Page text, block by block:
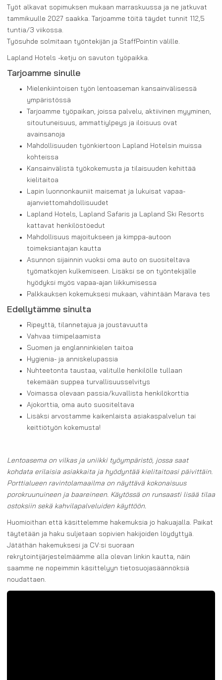
Työt alkavat sopimuksen mukaan marraskuussa ja ne jatkuvat
tammikuulle 2027 saakka. Tarjoamme töitä täydet tunnit 112,5
tuntia/3 viikossa.
Työsuhde solmitaan työntekijän ja StaffPointin välille.
Lapland Hotels -ketju on savuton työpaikka.
Tarjoamme sinulle
Mielenkiintoisen työn lentoaseman kansainvälisessä
ympäristössä
Tarjoamme työpaikan, joissa palvelu, aktiivinen myyminen,
sitoutuneisuus, ammattiylpeys ja iloisuus ovat
avainsanoja
Mahdollisuuden työnkiertoon Lapland Hotelsin muissa
kohteissa
Kansainvälistä työkokemusta ja tilaisuuden kehittää
kielitaitoa
Lapin luonnonkauniit maisemat ja lukuisat vapaa-
ajanviettomahdollisuudet
Lapland Hotels, Lapland Safaris ja Lapland Ski Resorts
kattavat henkilöstöedut
Mahdollisuus majoitukseen ja kimppa-autoon
toimeksiantajan kautta
Asunnon sijainnin vuoksi oma auto on suositeltava
työmatkojen kulkemiseen. Lisäksi se on työntekijälle
hyödyksi myös vapaa-ajan liikkumisessa
Palkkauksen kokemuksesi mukaan, vähintään Marava tes
Edellytämme sinulta
Ripeyttä, tilannetajua ja joustavuutta
Vahvaa tiimipelaamista
Suomen ja englanninkielen taitoa
Hygienia- ja anniskelupassia
Nuhteetonta taustaa, valitulle henkilölle tullaan
tekemään suppea turvallisuusselvitys
Voimassa olevaan passia/kuvallista henkilökorttia
Ajokorttia, oma auto suositeltava
Lisäksi arvostamme kaikenlaista asiakaspalvelun tai
keittiötyön kokemusta!
Lentoasema on vilkas ja uniikki työympäristö, jossa saat
kohdata erilaisia asiakkaita ja hyödyntää kielitaitoasi päivittäin.
Porttialueen ravintolamaailma on näyttävä kokonaisuus
porokruunuineen ja baareineen. Käytössä on runsaasti lisää tilaa
ostoksiin sekä kahvilapalveluiden käyttöön.
Huomioithan että käsittelemme hakemuksia jo hakuajalla. Paikat
täytetään ja haku suljetaan sopivien hakijoiden löydyttyä.
Jätäthän hakemuksesi ja CV:si suoraan
rekrytointijärjestelmäämme alla olevan linkin kautta, näin
saamme ne nopeimmin käsittelyyn tietosuojasäännöksiä
noudattaen.